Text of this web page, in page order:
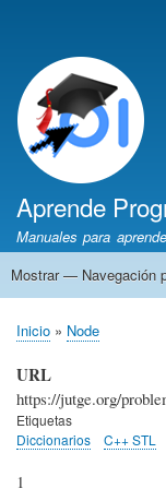
cuenta
de
usuario
Aprende
Manuales para
Navegación
Mostrar — Navegación
Inicio
Python
C++
Algoritmia
Olimpiadas
Autores
Recomendaciones
Sobrescribir
enlaces
de
ayuda
a
Inicio Node
URL
https://jutge.org/
Etiquetas
Diccionarios
C++ STL
1